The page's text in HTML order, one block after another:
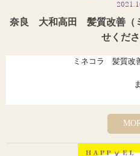
どうせ着るなら、どうせヘアカラー
いです
奈良 大和高田 髪質改善（
せくだ
ミネコラ 髪質改